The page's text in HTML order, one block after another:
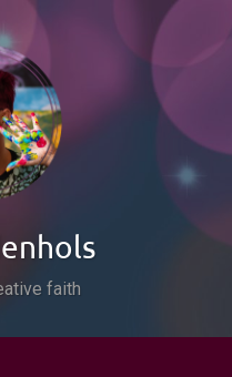
faith